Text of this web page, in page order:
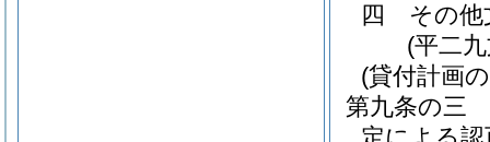
四
その
(平二
(貸付計画
第九条の三